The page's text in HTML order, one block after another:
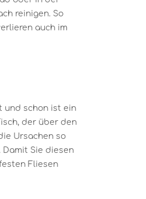
reinigen. So
auch im
und schon ist ein
der über den
Ursachen so
Sie diesen
Fliesen